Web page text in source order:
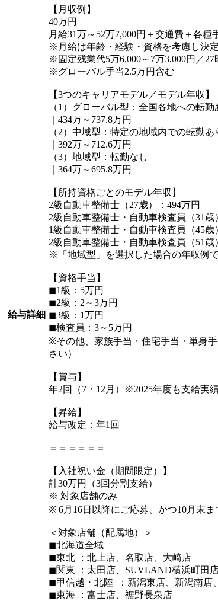
給与詳細
【月収例】
40万円
月給31万～52万7,000円＋交通費＋各種
※月給は年齢・経験・資格を考慮し決定
※固定残業代5万6,000～7万3,000円／27
※グローバル手当2.5万円含む
【3つのキャリアモデル／モデル年収】
（1）グローバル型：全国各地への転勤
｜434万～737.8万円
（2）中域型：特定の地域内での転勤あ
｜392万～712.6万円
（3）地域型：転勤なし
｜364万～695.8万円
【所持資格ごとのモデル年収】
2級自動車整備士（27歳）：494万円
2級自動車整備士・自動車検査員（31歳
1級自動車整備士・自動車検査員（45歳
2級自動車整備士・自動車検査員（51歳
※「地域型」を選択した場合の年収例
【資格手当】
◼︎1級：5万円
◼︎2級：2～3万円
◼︎3級：1万円
◼︎検査員：3～5万円
※その他、家族手当・住宅手当・単身
さい）
【賞与】
年2回（7・12月）※2025年度も支給実
【昇給】
給与改定：年1回
＝＝＝＝＝＝
【入社祝い金（期間限定）】
計30万円（3回分割支給）
※ 対象店舗のみ
※ 6月16日以降にご応募、かつ10月末
＜対象店舗（配属地）＞
◼︎北海道全域
◼︎東北 ：北上店、名取店、大崎店
◼︎関東 ：太田店、SUVLAND横浜町田
◼︎甲信越・北陸 ：新潟東店、新潟南店
◼︎東海 ：富士店、裾野長泉店